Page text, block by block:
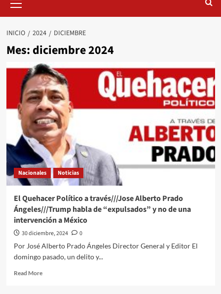
principal
INICIO 2024 DICIEMBRE
Mes: diciembre 2024
Nacionales Noticias
El Quehacer Político a través///Jose Alberto Prado
Ángeles///Trump habla de “expulsados” y no de una
intervención a México
30 diciembre, 2024
0
Por José Alberto Prado Ángeles Director General y Editor El
domingo pasado, un delito y...
Read MoreRead